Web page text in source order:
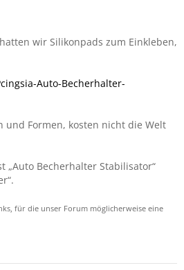
wir Silikonpads zum Einkleben,
Auto-Becherhalter-
und Formen, kosten nicht die Welt
„Auto Becherhalter Stabilisator“
für die unser Forum möglicherweise eine